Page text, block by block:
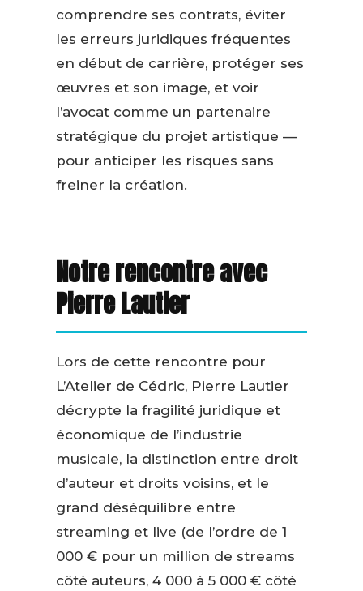
comprendre ses contrats, éviter
les erreurs juridiques fréquentes
en début de carrière, protéger ses
œuvres et son image, et voir
l’avocat comme un partenaire
stratégique du projet artistique —
pour anticiper les risques sans
freiner la création.
Notre rencontre avec
Pierre Lautier
Lors de cette rencontre pour
L’Atelier de Cédric, Pierre Lautier
décrypte la fragilité juridique et
économique de l’industrie
musicale, la distinction entre droit
d’auteur et droits voisins, et le
grand déséquilibre entre
streaming et live (de l’ordre de 1
000 € pour un million de streams
côté auteurs, 4 000 à 5 000 € côté